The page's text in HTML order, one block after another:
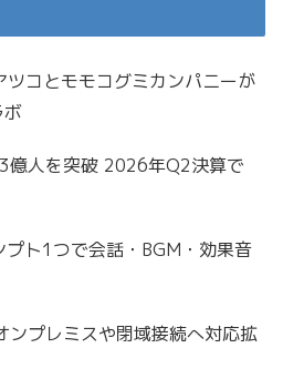
ツコとモモコグミカンパニーが
ボ
人を突破 2026年Q2決算で
ト1つで会話・BGM・効果音
プレミスや閉域接続へ対応拡